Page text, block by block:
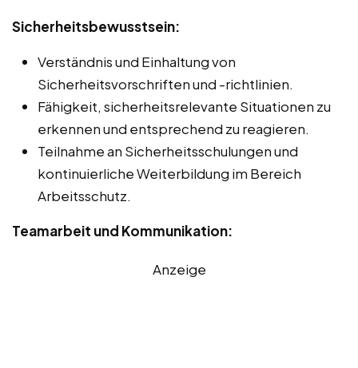
Sicherheitsbewusstsein:
Verständnis und Einhaltung von
Sicherheitsvorschriften und -richtlinien.
Fähigkeit, sicherheitsrelevante Situationen zu
erkennen und entsprechend zu reagieren.
Teilnahme an Sicherheitsschulungen und
kontinuierliche Weiterbildung im Bereich
Arbeitsschutz.
Teamarbeit und Kommunikation:
Anzeige